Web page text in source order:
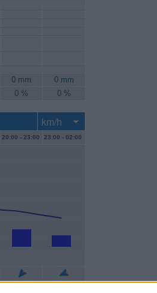
0 mm
0 mm
0 % 0 %
20:00 - 23:00 23:00 - 02:00